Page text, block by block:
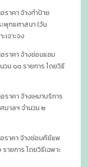
าคา จ้างทำป้าย
พุทธศาสนา (วัน
เจาะจง
ราคา จ้างซ่อมแซม
น ๑๐ รายการ โดยวิธี
าคา จ้างเหมาบริการ
บาลฯ จำนวน ๒
ราคา จ้างซ่อมคีย์แพ
ายการ โดยวิธีเฉพาะ